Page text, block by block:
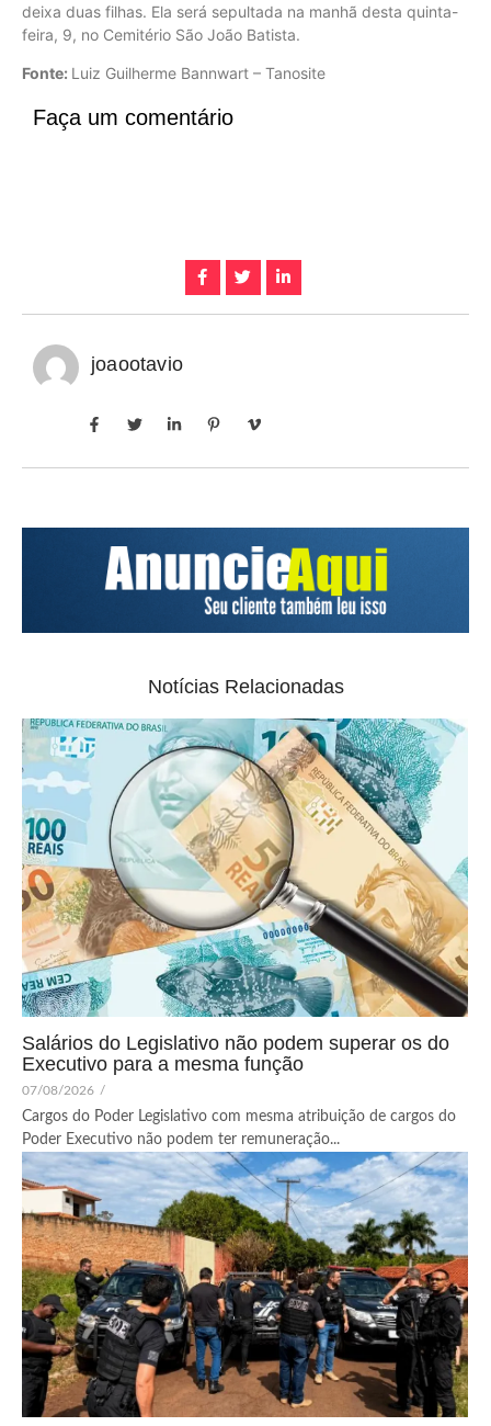
deixa duas filhas. Ela será sepultada na manhã desta quinta-
feira, 9, no Cemitério São João Batista.
Fonte: Luiz Guilherme Bannwart – Tanosite
Faça um comentário
joaootavio
Notícias Relacionadas
Salários do Legislativo não podem superar os do
Executivo para a mesma função
07/08/2026 /
Cargos do Poder Legislativo com mesma atribuição de cargos do
Poder Executivo não podem ter remuneração...